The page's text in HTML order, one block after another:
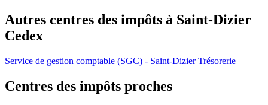
Autres centres des impôts à Saint-Dizier
Cedex
Service de gestion comptable (SGC) - Saint-Dizier Trésorerie
Centres des impôts proches